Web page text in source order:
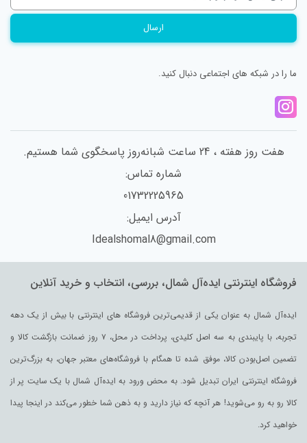
ما را در شبکه های اجتماعی دنبال کنید.
هفت روز هفته ، 24 ساعت شبانه‌روز پاسخگوی شما هستیم.
شماره تماس:
01732225965
آدرس ایمیل:
Idealshomal8@gmail.com
فروشگاه اینترنتی ایده‌آل شمال، بررسی، انتخاب و خرید آنلاین
ایده‌آل شمال به عنوان یکی از قدیمی‌ترین فروشگاه های اینترنتی با بیش از یک دهه
تجربه، با پایبندی به سه اصل کلیدی، پرداخت در محل، ۷ روز ضمانت بازگشت کالا و
تضمین اصل‌بودن کالا، موفق شده تا همگام با فروشگاه‌های معتبر جهان، به بزرگ‌ترین
فروشگاه اینترنتی ایران تبدیل شود. به محض ورود به ایده‌آل شمال با یک سایت پر از
کالا رو به رو می‌شوید! هر آنچه که نیاز دارید و به ذهن شما خطور می‌کند در اینجا پیدا
خواهید کرد.